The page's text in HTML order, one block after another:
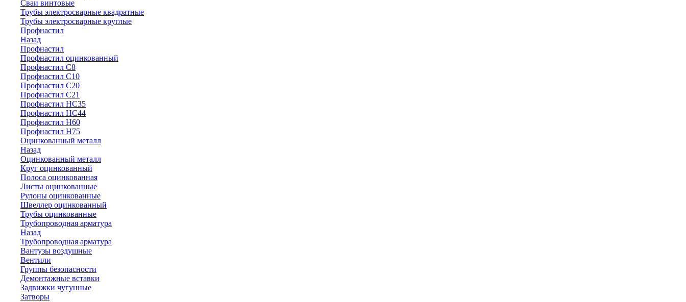
Сваи винтовые
Трубы электросварные квадратные
Трубы электросварные круглые
Профнастил
Назад
Профнастил
Профнастил оцинкованный
Профнастил С8
Профнастил С10
Профнастил С20
Профнастил С21
Профнастил НС35
Профнастил НС44
Профнастил Н60
Профнастил Н75
Оцинкованный металл
Назад
Оцинкованный металл
Круг оцинкованный
Полоса оцинкованная
Листы оцинкованные
Рулоны оцинкованные
Швеллер оцинкованный
Трубы оцинкованные
Трубопроводная арматура
Назад
Трубопроводная арматура
Вантузы воздушные
Вентили
Группы безопасности
Демонтажные вставки
Задвижки чугунные
Затворы